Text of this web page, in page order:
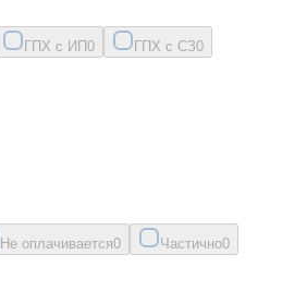
ГПХ с ИП0 ГПХ с СЗ0
Не оплачивается0 Частично0